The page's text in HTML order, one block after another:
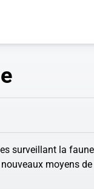
surveillant la
moyens